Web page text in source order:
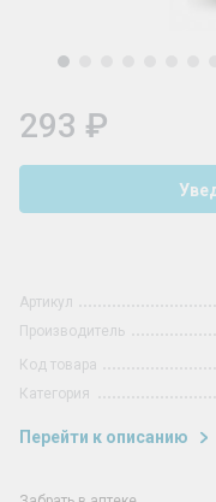
293 ₽
Артикул
Производитель
Код товара
Категория
Перейти к описанию